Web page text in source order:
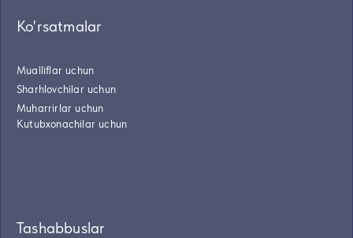
Ko'rsatmalar
Mualliflar uchun
Sharhlovchilar uchun
Muharrirlar uchun
Kutubxonachilar uchun
Tashabbuslar